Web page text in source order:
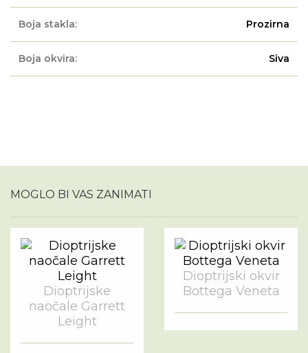
Boja stakla: Prozirna
Boja okvira: Siva
MOGLO BI VAS ZANIMATI
Dioptrijske
naočale Garrett
Leight
Dioptrijski okvir
Bottega Veneta